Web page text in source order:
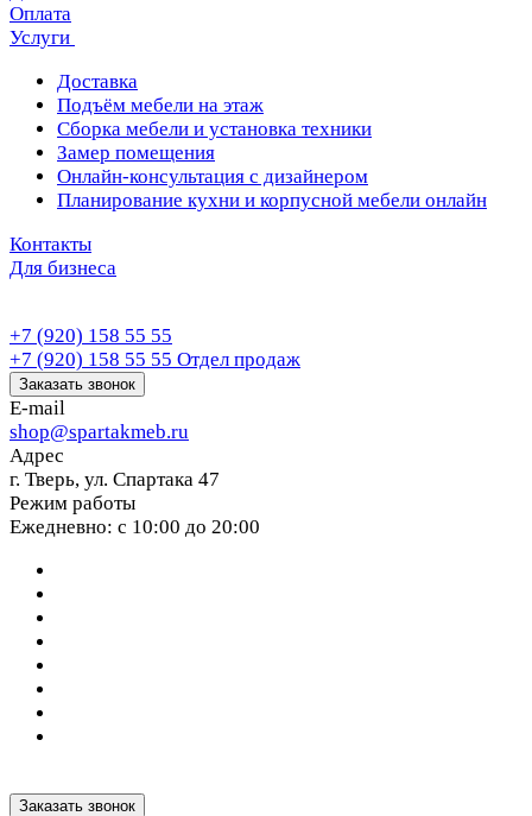
Оплата
Услуги
Доставка
Подъём мебели на этаж
Сборка мебели и установка техники
Замер помещения
Онлайн-консультация с дизайнером
Планирование кухни и корпусной мебели онлайн
Контакты
Для бизнеса
+7 (920) 158 55 55
+7 (920) 158 55 55 Отдел продаж
Заказать звонок
E-mail
shop@spartakmeb.ru
Адрес
г. Тверь, ул. Спартака 47
Режим работы
Ежедневно: с 10:00 до 20:00
Заказать звонок